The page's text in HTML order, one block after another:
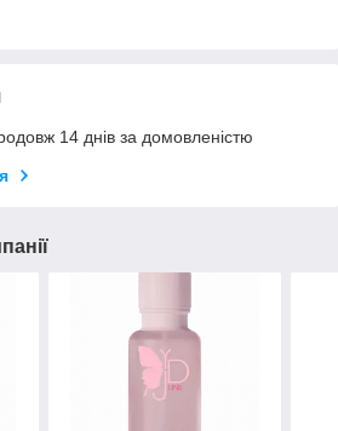
14 днів за домовленістю